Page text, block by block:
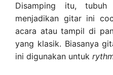
Disamping itu,
menjadikan gitar ini
acara atau tampil di
yang klasik. Biasanya
ini digunakan untuk